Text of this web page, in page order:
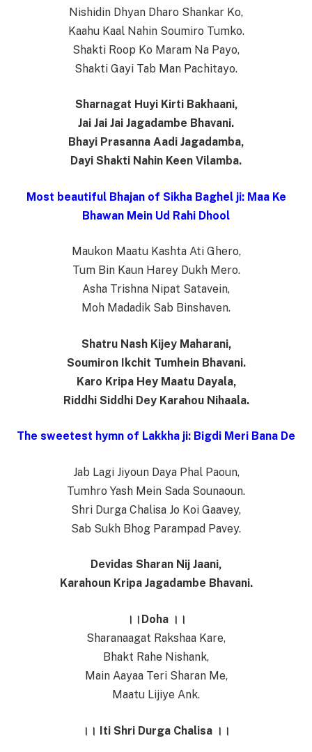
Nishidin Dhyan Dharo Shankar Ko,
Kaahu Kaal Nahin Soumiro Tumko.
Shakti Roop Ko Maram Na Payo,
Shakti Gayi Tab Man Pachitayo.
Sharnagat Huyi Kirti Bakhaani,
Jai Jai Jai Jagadambe Bhavani.
Bhayi Prasanna Aadi Jagadamba,
Dayi Shakti Nahin Keen Vilamba.
Most beautiful Bhajan of Sikha Baghel ji: Maa Ke
Bhawan Mein Ud Rahi Dhool
Maukon Maatu Kashta Ati Ghero,
Tum Bin Kaun Harey Dukh Mero.
Asha Trishna Nipat Satavein,
Moh Madadik Sab Binshaven.
Shatru Nash Kijey Maharani,
Soumiron Ikchit Tumhein Bhavani.
Karo Kripa Hey Maatu Dayala,
Riddhi Siddhi Dey Karahou Nihaala.
The sweetest hymn of Lakkha ji: Bigdi Meri Bana De
Jab Lagi Jiyoun Daya Phal Paoun,
Tumhro Yash Mein Sada Sounaoun.
Shri Durga Chalisa Jo Koi Gaavey,
Sab Sukh Bhog Parampad Pavey.
Devidas Sharan Nij Jaani,
Karahoun Kripa Jagadambe Bhavani.
।।Doha ।।
Sharanaagat Rakshaa Kare,
Bhakt Rahe Nishank,
Main Aayaa Teri Sharan Me,
Maatu Lijiye Ank.
।। Iti Shri Durga Chalisa ।।